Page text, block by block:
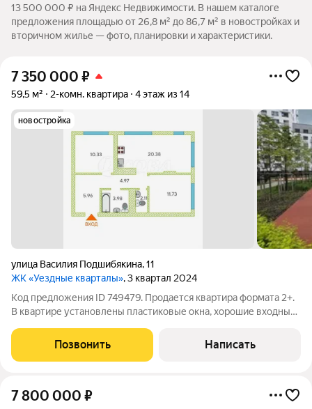
13 500 000 ₽ на Яндекс Недвижимости. В нашем каталоге
предложения площадью от 26,8 м² до 86,7 м² в новостройках и
вторичном жилье — фото, планировки и характеристики.
7 350 000 ₽
59,5 м² 2-комн. квартира 4 этаж из 14
новостройка
улица Василия Подшибякина,11
ЖК «Уездные кварталы», 3 квартал 2024
Код предложения ID 749479. Продается квартира формата 2+.
В квартире установлены пластиковые окна, хорошие входные
находится в самом современном районе Тюмени Тюменской
Слободе и включает в себя
Позвонить Написать
7 800 000 ₽